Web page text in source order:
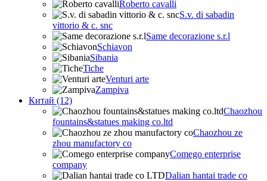
Roberto cavalli
S.v. di sabadin
vittorio & c. snc
Same decorazione s.r.l
Schiavon
Sibania
Tiche
Venturi arte
Zampiva
Китай (12)
Chaozhou
fountains&statues making co.ltd
Chaozhou ze
zhou manufactory co
Comego enterprise
company
Dalian hantai trade co